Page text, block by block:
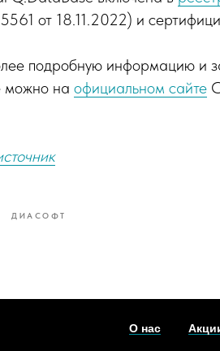
от 18.11.2022) и
подробную информацию и
можно на официальном сайте
ДИАСОФТ
О нас